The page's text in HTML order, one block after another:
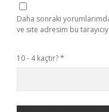
Daha sonraki
ve site adresim bu
10 - 4 kaçtır?*